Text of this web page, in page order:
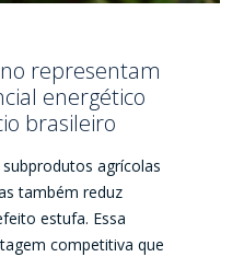
representam
energético
brasileiro
agrícolas
também reduz
estufa. Essa
competitiva que